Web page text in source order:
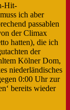
Hit-
ich aber
passablen
der Climax
hatten), die ich
der
Kölner Dom,
niederländisches
0:00 Uhr zur
bereits wieder